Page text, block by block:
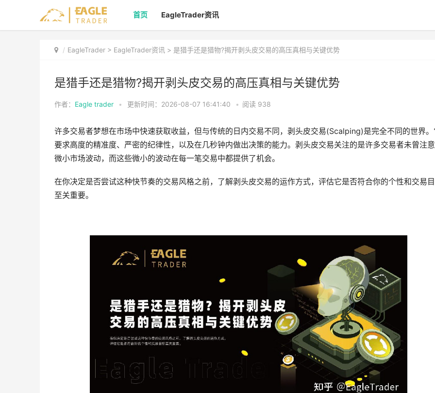
首页 EagleTrader资讯
EagleTrader > EagleTrader资讯 > 是猎手还是猎物?揭开剥头皮交易的高压真相与关键优势
是猎手还是猎物?揭开剥头皮交易的高压真相与关键优势
作者： Eagle trader • 更新时间：2026-08-07 16:41:40 • 阅读 938
许多交易者梦想在市场中快速获取收益，但与传统的日内交易不同，剥头皮交易(Scalping)是完全不同的世界
要求高度的精准度、严密的纪律性，以及在几秒钟内做出决策的能力。剥头皮交易关注的是许多交易者未曾注
微小市场波动，而这些微小的波动在每一笔交易中都提供了机会。
在你决定是否尝试这种快节奏的交易风格之前，了解剥头皮交易的运作方式，评估它是否符合你的个性和交易
至关重要。